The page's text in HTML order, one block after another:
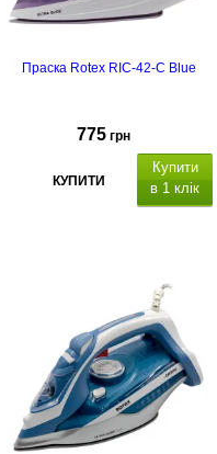
Праска Rotex RIC-42-C Blue
775 грн
КУПИТИ
Купити
в 1 клік